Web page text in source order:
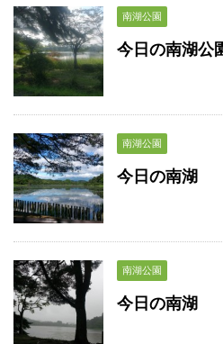
南湖公園
今日の南湖公
南湖公園
今日の南湖
南湖公園
今日の南湖